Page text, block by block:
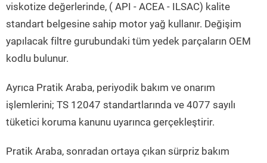
viskotize değerlerinde, ( API - ACEA - ILSAC) kalite
standart belgesine sahip motor yağ kullanır. Değişim
yapılacak filtre gurubundaki tüm yedek parçaların OEM
kodlu bulunur.
Ayrıca Pratik Araba, periyodik bakım ve onarım
işlemlerini; TS 12047 standartlarında ve 4077 sayılı
tüketici koruma kanunu uyarınca gerçekleştirir.
Pratik Araba, sonradan ortaya çıkan sürpriz bakım